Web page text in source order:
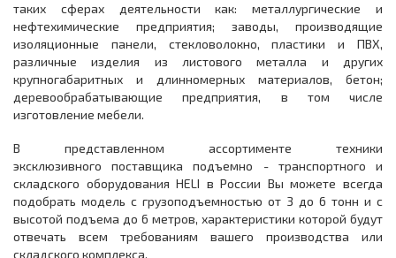
таких сферах деятельности как: металлургические и
нефтехимические предприятия; заводы, производящие
изоляционные панели, стекловолокно, пластики и ПВХ,
различные изделия из листового металла и других
крупногабаритных и длинномерных материалов, бетон;
деревообрабатывающие предприятия, в том числе
изготовление мебели.
В представленном ассортименте техники
эксклюзивного поставщика подъемно - транспортного и
складского оборудования HELI в России Вы можете всегда
подобрать модель с грузоподъемностью от 3 до 6 тонн и с
высотой подъема до 6 метров, характеристики которой будут
отвечать всем требованиям вашего производства или
складского комплекса.